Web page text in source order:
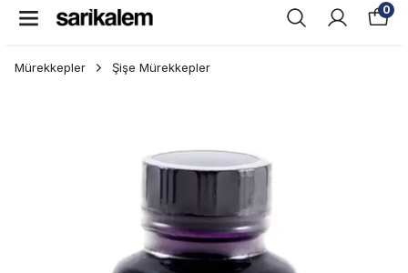
0
Mürekkepler Şişe Mürekkepler